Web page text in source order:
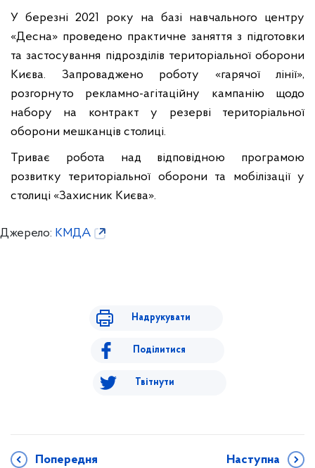
У березні 2021 року на базі навчального центру
«Десна» проведено практичне заняття з підготовки
та застосування підрозділів територіальної оборони
Києва. Запроваджено роботу «гарячої лінії»,
розгорнуто рекламно-агітаційну кампанію щодо
набору на контракт у резерві територіальної
оборони мешканців столиці.
Триває робота над відповідною програмою
розвитку територіальної оборони та мобілізації у
столиці «Захисник Києва».
Джерело: КМДА
Надрукувати
Поділитися
Твітнути
Попередня Наступна